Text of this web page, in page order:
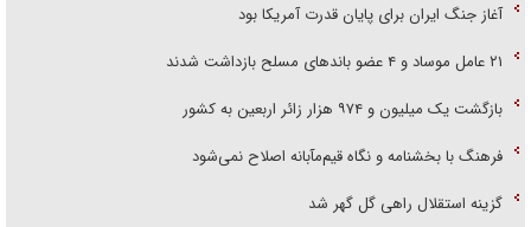
آغاز جنگ ایران برای پایان قدرت آمریکا بود
۲۱ عامل موساد و ۴ عضو باند‌های مسلح بازداشت شدند
بازگشت یک میلیون و ۹۷۴ هزار زائر اربعین به کشور
فرهنگ با بخشنامه و نگاه قیم‌مآبانه اصلاح نمی‌شود
گزینه استقلال راهی گل گهر شد